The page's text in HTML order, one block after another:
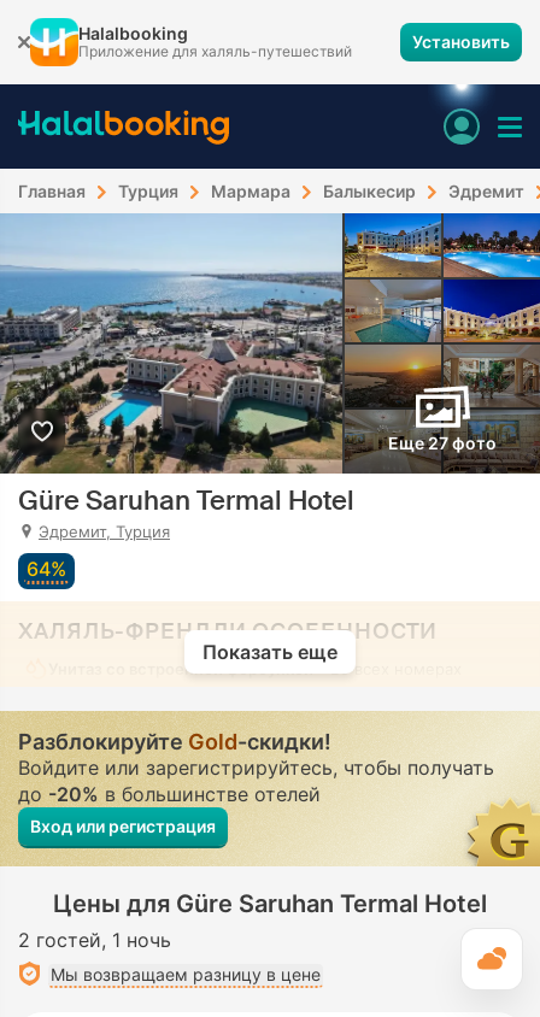
Halalbooking
Приложение для халяль-путешествий Установить
Главная Турция Мармара Балыкесир Эдремит
Еще 27 фото
Güre Saruhan Termal Hotel
Эдремит, Турция
64%
ХАЛЯЛЬ-ФРЕНДЛИ ОСОБЕННОСТИ
Унитаз со встроенной форсункой • Во всех номерах
Показать еще
Разблокируйте Gold-скидки!
Войдите или зарегистрируйтесь, чтобы получать
до -20% в большинстве отелей
Вход или регистрация
Цены для Güre Saruhan Termal Hotel
2 гостей 1 ночь
Мы возвращаем разницу в цене